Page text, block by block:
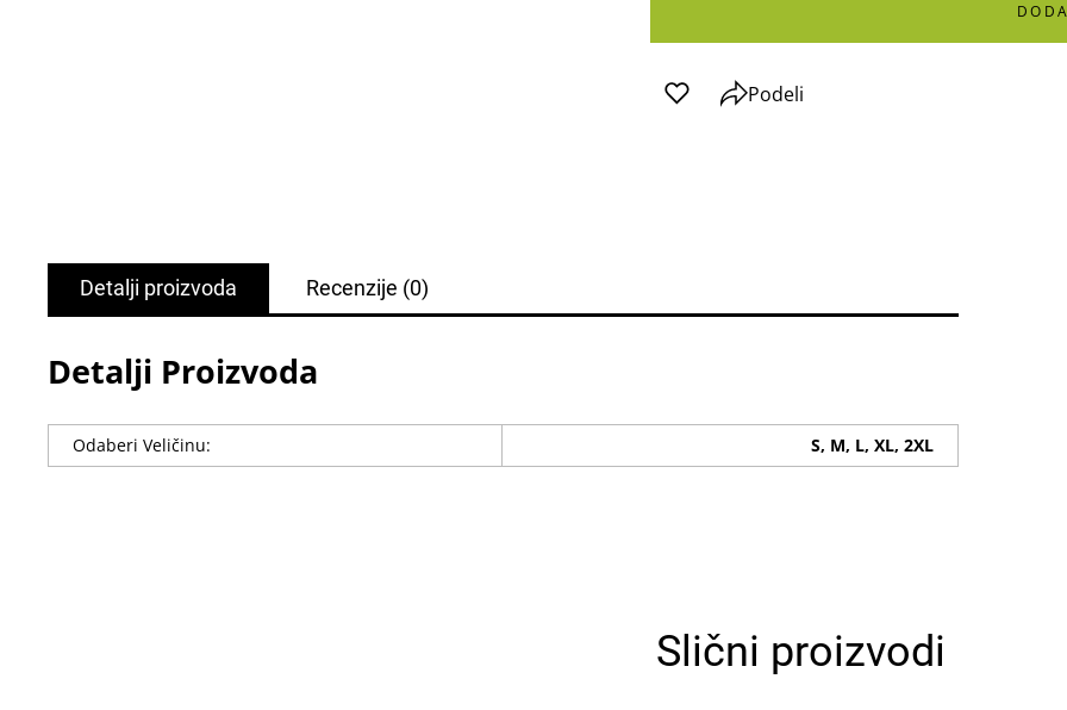
Podeli
Detalji proizvoda Recenzije (0)
Detalji Proizvoda
Odaberi Veličinu: S, M, L, XL, 2XL
Slični proizvodi